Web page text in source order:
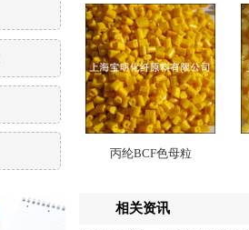
丙纶BCF色母粒
相关资讯